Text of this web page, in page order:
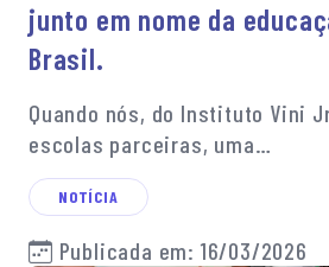
junto em nome da
Brasil.
Quando nós, do Instituto Vini
escolas parceiras, uma…
NOTÍCIA
Publicada em: 16/03/2026